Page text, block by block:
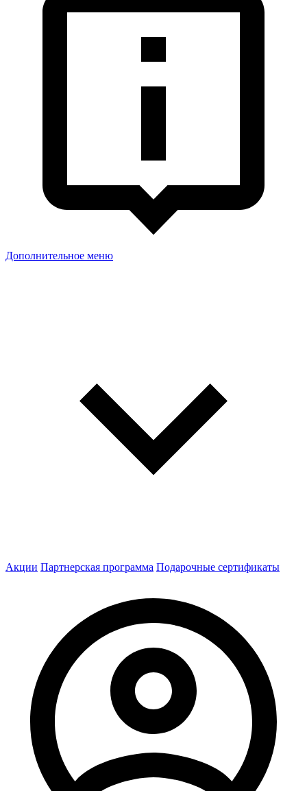
Дополнительное меню
Акции Партнерская программа Подарочные сертификаты